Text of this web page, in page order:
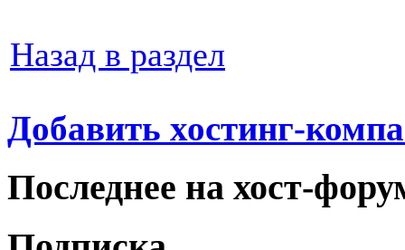
Назад в раздел
Добавить хостинг-
Последнее на хост-